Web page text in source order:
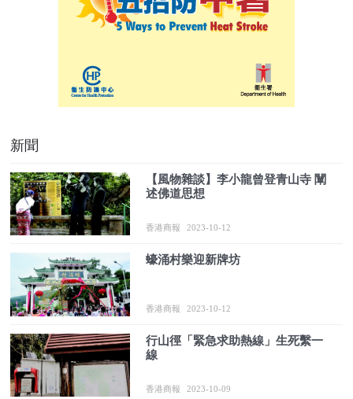
新聞
【風物雜談】李小龍曾登青山寺 闡
述佛道思想
香港商報 2023-10-12
蠔涌村樂迎新牌坊
香港商報 2023-10-12
行山徑「緊急求助熱線」生死繫一
線
香港商報 2023-10-09